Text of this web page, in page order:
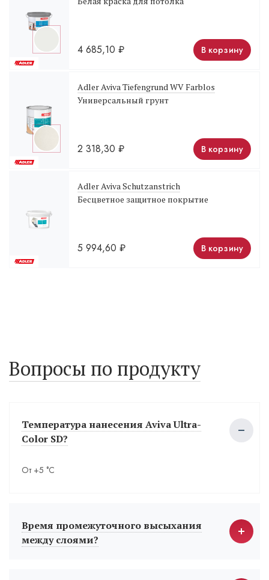
4 685,10 ₽ В корзину
Adler Aviva Tiefengrund WV Farblos
Универсальный грунт
2 318,30 ₽ В корзину
Adler Aviva Schutzanstrich
Бесцветное защитное покрытие
5 994,60 ₽ В корзину
Вопросы по продукту
Температура нанесения Aviva Ultra-
Color SD?
От +5 °С
Время промежуточного высыхания
между слоями?